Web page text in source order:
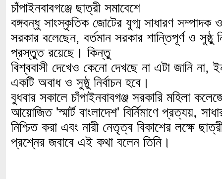
চাঁপাইনবাবগঞ্জে ছাত্রী সমাবেশে
বঙ্গবন্ধু সাংস্কৃতিক জোটের যুগ্ম সাধারণ সম্পাদক ও
সরকার বলেছেন, বর্তমান সরকার শান্তিপূর্ণ ও সুষ্ঠু
প্রস্তুত রয়েছে। কিন্তু
বিশ্ববাসী দেখেও কেনো দেখছে না এটা জানি না,
একটি অবাধ ও সুষ্ঠু নির্বাচন হবে।
বুধবার সকালে চাঁপাইনবাবগঞ্জ সরকারি মহিলা
আয়োজিত 'স্মার্ট বাংলাদেশ' বির্নিমাণে প্রত্যয়,
নিশ্চিত করা এবং নারী নেতৃত্ব বিকাশের লক্ষে
প্রশ্নের জবাবে এই কথা বলেন তিনি।